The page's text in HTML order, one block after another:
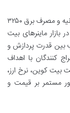
Antminer S19 Pro با نرخ هش ۱۱۰ تراهش بر ثانیه و مصرف برق ۳۲۵۰
بازار ماینرهای بیت
بین قدرت پردازش و
کنندگان با اهداف
کوین، نرخ ارز،
مستمر بر قیمت و